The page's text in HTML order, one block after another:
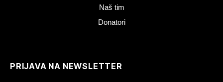
Naš tim
Donatori
PRIJAVA NA NEWSLETTER